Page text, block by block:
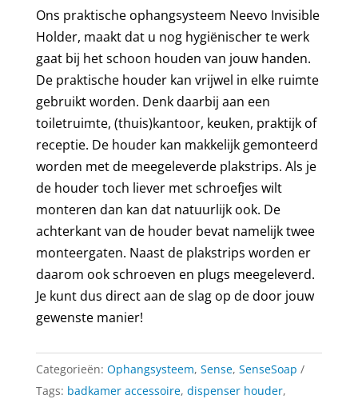
en
Alcohol
Dispenser
Houder
|
Wandmontage
|
Ophangsysteem
|
Transparant
aantal
Ons praktische ophangsysteem Neevo Invisible
Holder, maakt dat u nog hygiënischer te werk
gaat bij het schoon houden van jouw handen.
De praktische houder kan vrijwel in elke ruimte
gebruikt worden. Denk daarbij aan een
toiletruimte, (thuis)kantoor, keuken, praktijk of
receptie. De houder kan makkelijk gemonteerd
worden met de meegeleverde plakstrips. Als je
de houder toch liever met schroefjes wilt
monteren dan kan dat natuurlijk ook. De
achterkant van de houder bevat namelijk twee
monteergaten. Naast de plakstrips worden er
daarom ook schroeven en plugs meegeleverd.
Je kunt dus direct aan de slag op de door jouw
gewenste manier!
Categorieën: Ophangsysteem, Sense, SenseSoap
Tags: badkamer accessoire, dispenser houder,